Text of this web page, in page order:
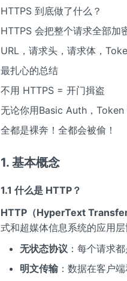
HTTPS 到底做了什么？
HTTPS 会把整个请求全部加
URL，请求头，请求体，
最扎心的总结
不用 HTTPS = 开门揖盗
无论你用Basic Auth，
全都是裸奔！全都会被偷！
1. 基本概念
1.1 什么是 HTTP？
HTTP（HyperText
式和超媒体信息系统的应用
无状态协议 ：每个请求
明文传输：数据在客户